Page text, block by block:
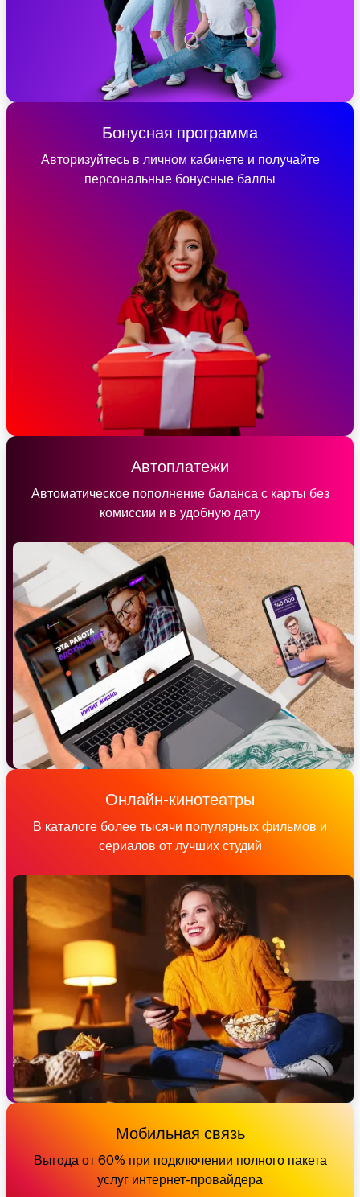
Бонусная программа
Авторизуйтесь в личном кабинете и получайте
персональные бонусные баллы
Автоплатежи
Автоматическое пополнение баланса с карты без
комиссии и в удобную дату
Онлайн-кинотеатры
В каталоге более тысячи популярных фильмов и
сериалов от лучших студий
Мобильная связь
Выгода от 60% при подключении полного пакета
услуг интернет-провайдера